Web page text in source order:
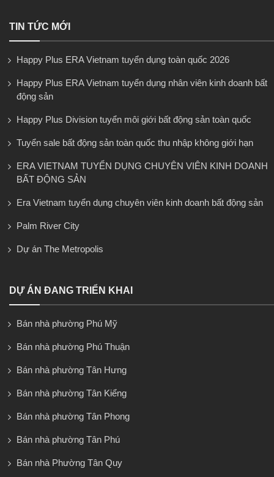
TIN TỨC MỚI
Happy Plus ERA Vietnam tuyển dụng toàn quốc 2026
Happy Plus ERA Vietnam tuyển dụng nhân viên kinh doanh bất
động sản
Happy Plus Division tuyển môi giới bất động sản toàn quốc
Tuyển sale bất động sản toàn quốc thu nhập không giới hạn
ERA VIETNAM TUYỂN DỤNG CHUYÊN VIÊN KINH DOANH
BẤT ĐỘNG SẢN
Era Vietnam tuyển dụng chuyên viên kinh doanh bất động sản
Palm River City
Dự án The Metropolis
DỰ ÁN ĐANG TRIỂN KHAI
Bán nhà phường Phú Mỹ
Bán nhà phường Phú Thuận
Bán nhà phường Tân Hưng
Bán nhà phường Tân Kiểng
Bán nhà phường Tân Phong
Bán nhà phường Tân Phú
Bán nhà Phường Tân Quy